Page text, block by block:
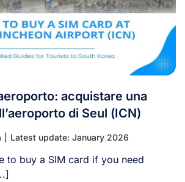
acquistare una
di Seul (ICN)
Latest update: January 2026
to buy a SIM card if you need